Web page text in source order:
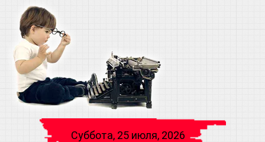
Суббота, 25 июля, 2026